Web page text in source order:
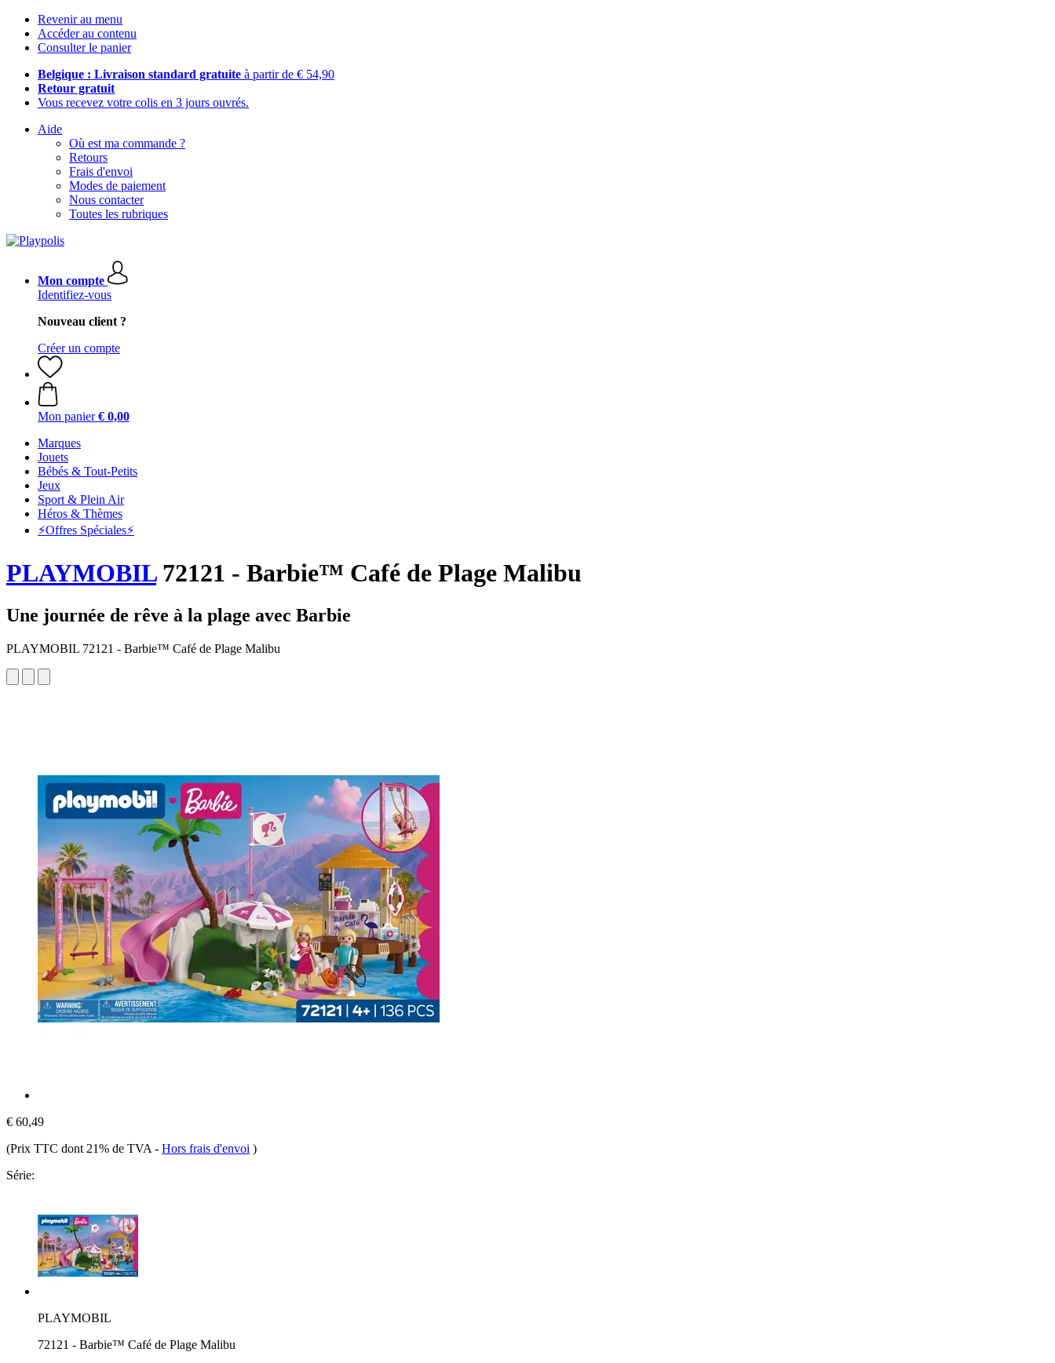
Revenir au menu
Accéder au contenu
Consulter le panier
Belgique : Livraison standard gratuite à partir de € 54,90
Retour gratuit
Vous recevez votre colis en 3 jours ouvrés.
Aide
Où est ma commande ?
Retours
Frais d'envoi
Modes de paiement
Nous contacter
Toutes les rubriques
Mon compte
Identifiez-vous
Nouveau client ?
Créer un compte
Mon panier € 0,00
Marques
Jouets
Bébés & Tout-Petits
Jeux
Sport & Plein Air
Héros & Thèmes
⚡️Offres Spéciales⚡️
PLAYMOBIL72121 - Barbie™ Café de Plage Malibu
Une journée de rêve à la plage avec Barbie
PLAYMOBIL 72121 - Barbie™ Café de Plage Malibu
€ 60,49
(Prix TTC dont 21% de TVA - Hors frais d'envoi )
Série:
PLAYMOBIL
72121 - Barbie™ Café de Plage Malibu